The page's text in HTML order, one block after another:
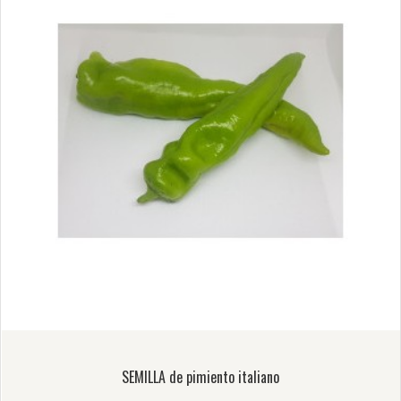
SEMILLA de pimiento italiano